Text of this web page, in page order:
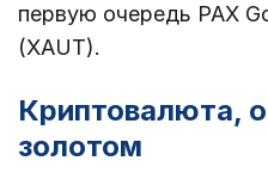
первую очередь PAX
(XAUT).
Криптовалюта,
золотом